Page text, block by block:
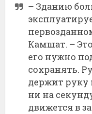
– Зданию
Камшат. –
его нужно
сохранять.
держит руку
ни на
движется в